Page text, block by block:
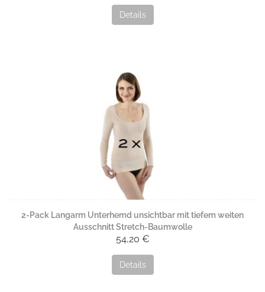
Details
2-Pack Langarm Unterhemd unsichtbar mit tiefem weiten
Ausschnitt Stretch-Baumwolle
54,20 €
Details